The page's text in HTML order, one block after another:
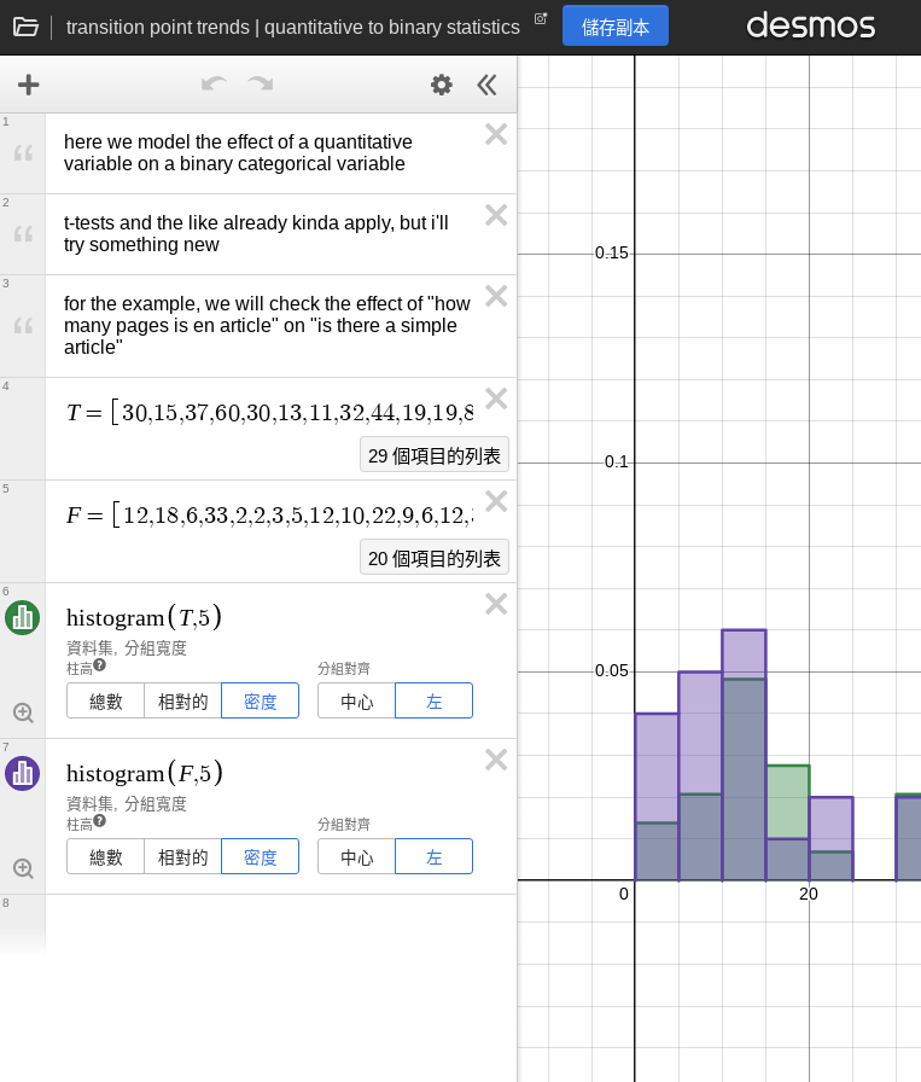
transition point trends | quantitative to binary statistics 儲存副本
here we model the effect of a quantitative
variable on a binary categorical variable
1
t-tests and the like already kinda apply, but i'll
try something new
2
for the example, we will check the effect of "how
many pages is en article" on "is there a simple
article"
3
T = 30,15,37,60,30,13,11,32,44,19,19,8 7, 80
29 個項目的列表
4
F = 12,18,6,33,2,2,3,5,12,10,22,9,6,12,3 ,30
20 個項目的列表
5
histogram T,5
資料集 分組寬度
柱高
總數 相對的 密度
分組對齊
中心 左
6
histogram F,5
資料集 分組寬度
柱高
總數 相對的 密度
分組對齊
中心 左
7
8